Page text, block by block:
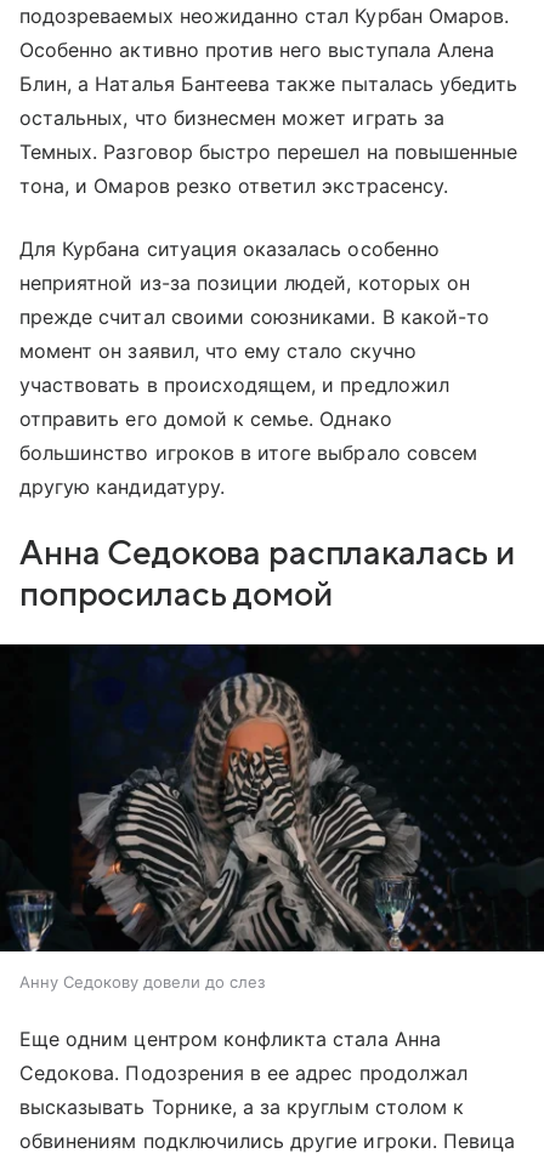
подозреваемых неожиданно стал Курбан Омаров.
Особенно активно против него выступала Алена
Блин, а Наталья Бантеева также пыталась убедить
остальных, что бизнесмен может играть за
Темных. Разговор быстро перешел на повышенные
тона, и Омаров резко ответил экстрасенсу.
Для Курбана ситуация оказалась особенно
неприятной из-за позиции людей, которых он
прежде считал своими союзниками. В какой-то
момент он заявил, что ему стало скучно
участвовать в происходящем, и предложил
отправить его домой к семье. Однако
большинство игроков в итоге выбрало совсем
другую кандидатуру.
Анна Седокова расплакалась и
попросилась домой
Анну Седокову довели до слез
Еще одним центром конфликта стала Анна
Седокова. Подозрения в ее адрес продолжал
высказывать Торнике, а за круглым столом к
обвинениям подключились другие игроки. Певица